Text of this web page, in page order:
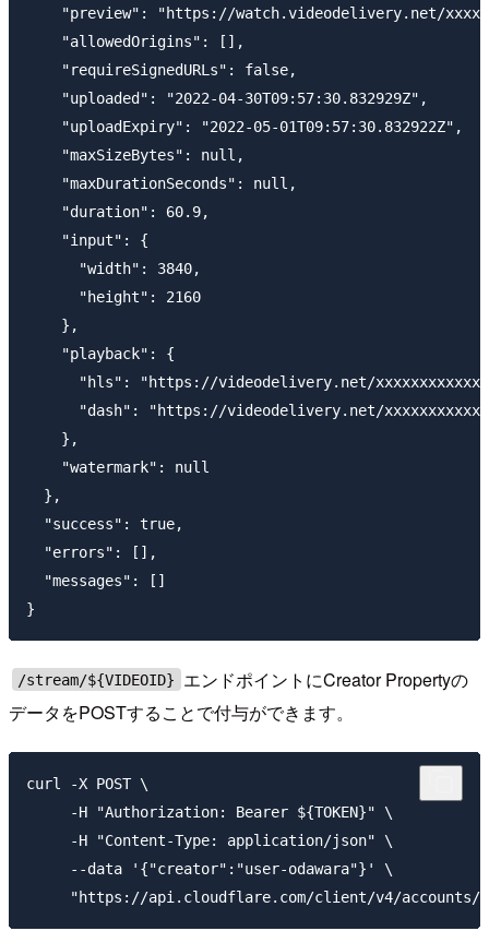
"preview": "https://watch.videodelivery.net/
    "allowedOrigins": [],
    "requireSignedURLs": false,
    "uploaded": "2022-04-30T09:57:30.832929Z",
    "uploadExpiry": "2022-05-01T09:57:30.832922Z",
    "maxSizeBytes": null,
    "maxDurationSeconds": null,
    "duration": 60.9,
    "input": {
      "width": 3840,
      "height": 2160
    },
    "playback": {
"hls": "https://videodelivery.net/
"dash": "https://videodelivery.net/
    },
    "watermark": null
  },
  "success": true,
  "errors": [],
  "messages": []
/stream/${VIDEOID}
エンドポイントにCreator Propertyの
データをPOSTすることで付与ができます。
curl -X POST \
     -H "Authorization: Bearer ${TOKEN}" \
     -H "Content-Type: application/json" \
     --data '{"creator":"user-odawara"}' \